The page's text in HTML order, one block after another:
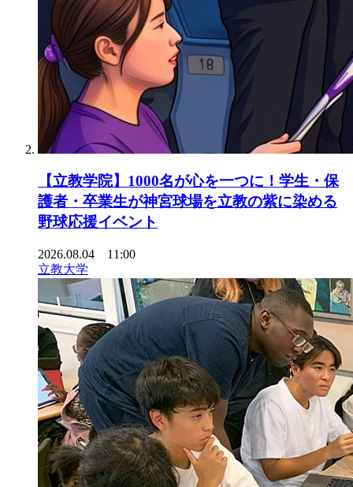
【立教学院】1000名が心を一つに！学生・保
護者・卒業生が神宮球場を立教の紫に染める
野球応援イベント
2026.08.04 11:00
立教大学